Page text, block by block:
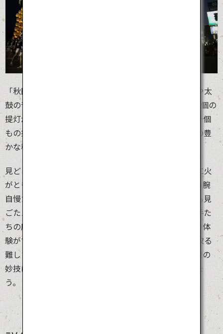
「秋田竿燈まつり」は、稲穂のように揺れる竿燈が笛や太
鼓の音にあわせ町を練り歩く秋田の夏の風物詩。約1万個の
提灯が彩る世界は、まさに壮観です。竿燈とは竿に何十個
もの提灯を付けたもので、その見た目が米どころ秋田の豊
かな稲穂の実りを表現しています。
見どころは夜空に竿燈が並ぶ夜竿燈。提灯のろうそくに火
がともり、街を黄金に染めます。「差し手」と呼ばれる腕
自慢たちが力強く腕や腰を使って竿灯を持ち上げる技も見
ごたえたっぷり。昼間に行われる「妙技会」では差し手た
ちの磨き抜かれた技が競われます。小さめの竿燈を持つ体
験ができる「ふれあい竿燈」コーナーも。バランスを取る
難しさを体験すると、観覧の楽しさも倍増です。腕自慢の
妙技にハラハラドキドキしながら熱い声援を送りましょ
う。